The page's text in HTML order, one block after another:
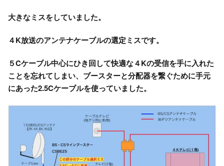
大きなミスをしていました。
４K放送のアンテナケーブルの選定ミスです。
５Cケーブル中心にひき回して快適な４Kの受信を手に入れた
ことを忘れてしまい、ブースターと分配器を繋ぐために手元
にあった2.5Cケーブルを使っていました。